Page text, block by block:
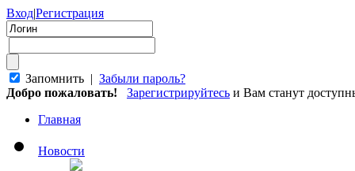
Вход|Регистрация
Запомнить | Забыли пароль?
Добро пожаловать!
Зарегистрируйтесь и Вам станут
Главная
Новости